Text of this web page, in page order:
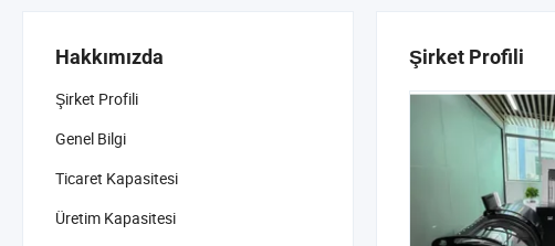
Hakkımızda
Şirket Profili
Genel Bilgi
Ticaret Kapasitesi
Üretim Kapasitesi
Şirket Profili